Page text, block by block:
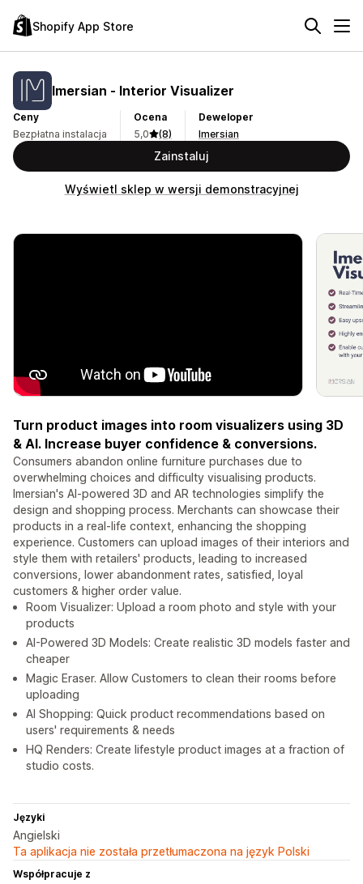
Shopify App Store
Imersian ‑ Interior Visualizer
Ceny
Bezpłatna instalacja
Ocena
5,0
(8)
Deweloper
Imersian
Zainstaluj
Wyświetl sklep w wersji demonstracyjnej
Turn product images into room visualizers using 3D
& AI. Increase buyer confidence & conversions.
Consumers abandon online furniture purchases due to
overwhelming choices and difficulty visualising products.
Imersian's AI-powered 3D and AR technologies simplify the
design and shopping process. Merchants can showcase their
products in a real-life context, enhancing the shopping
experience. Customers can upload images of their interiors and
style them with retailers' products, leading to increased
conversions, lower abandonment rates, satisfied, loyal
customers & higher order value.
Room Visualizer: Upload a room photo and style with your
products
AI-Powered 3D Models: Create realistic 3D models faster and
cheaper
Magic Eraser. Allow Customers to clean their rooms before
uploading
AI Shopping: Quick product recommendations based on
users' requirements & needs
HQ Renders: Create lifestyle product images at a fraction of
studio costs.
Języki
Angielski
Ta aplikacja nie została przetłumaczona na język Polski
Współpracuje z